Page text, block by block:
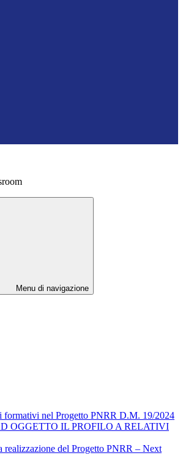
Menu di navigazione
formativi nel Progetto PNRR D.M. 19/2024
OGGETTO IL PROFILO A RELATIVI
del Progetto PNRR – Next